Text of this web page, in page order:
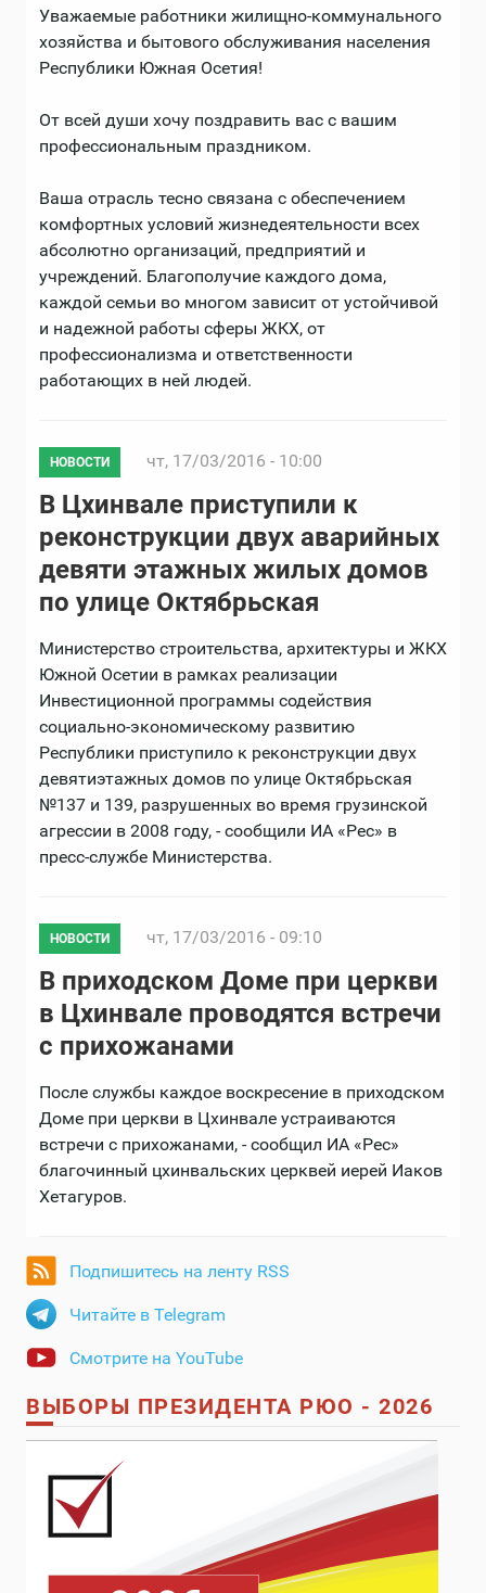
Уважаемые работники жилищно-коммунального
хозяйства и бытового обслуживания населения
Республики Южная Осетия!
От всей души хочу поздравить вас с вашим
профессиональным праздником.
Ваша отрасль тесно связана с обеспечением
комфортных условий жизнедеятельности всех
абсолютно организаций, предприятий и
учреждений. Благополучие каждого дома,
каждой семьи во многом зависит от устойчивой
и надежной работы сферы ЖКХ, от
профессионализма и ответственности
работающих в ней людей.
НОВОСТИ чт, 17/03/2016 - 10:00
В Цхинвале приступили к
реконструкции двух аварийных
девяти этажных жилых домов
по улице Октябрьская
Министерство строительства, архитектуры и ЖКХ
Южной Осетии в рамках реализации
Инвестиционной программы содействия
социально-экономическому развитию
Республики приступило к реконструкции двух
девятиэтажных домов по улице Октябрьская
№137 и 139, разрушенных во время грузинской
агрессии в 2008 году, - сообщили ИА «Рес» в
пресс-службе Министерства.
НОВОСТИ чт, 17/03/2016 - 09:10
В приходском Доме при церкви
в Цхинвале проводятся встречи
с прихожанами
После службы каждое воскресение в приходском
Доме при церкви в Цхинвале устраиваются
встречи с прихожанами, - сообщил ИА «Рес»
благочинный цхинвальских церквей иерей Иаков
Хетагуров.
Подпишитесь на ленту RSS
Читайте в Telegram
Смотрите на YouTube
ВЫБОРЫ ПРЕЗИДЕНТА РЮО - 2026